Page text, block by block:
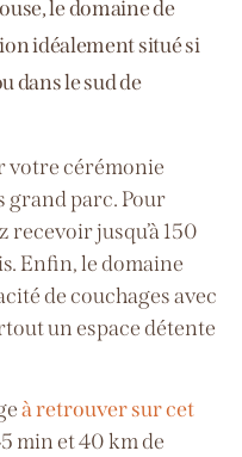
le domaine de
idéalement situé si
dans le sud de
votre cérémonie
grand parc. Pour
jusqu’à 150
Enfin, le domaine
de couchages avec
un espace détente
à retrouver sur cet
min et 40 km de